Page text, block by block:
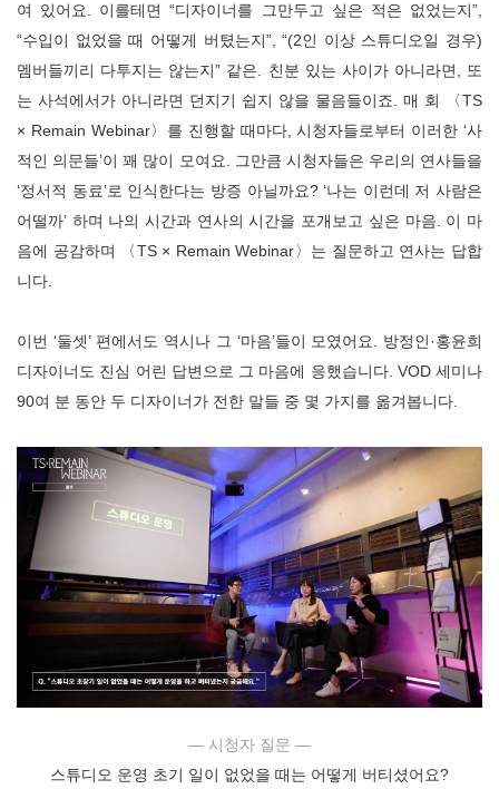
여 있어요. 이를테면 “디자이너를 그만두고 싶은 적은 없었는지”,
“수입이 없었을 때 어떻게 버텼는지”, “(2인 이상 스튜디오일 경우)
멤버들끼리 다투지는 않는지” 같은. 친분 있는 사이가 아니라면, 또
는 사석에서가 아니라면 던지기 쉽지 않을 물음들이죠. 매 회 〈TS
× Remain Webinar〉를 진행할 때마다, 시청자들로부터 이러한 ‘사
적인 의문들’이 꽤 많이 모여요. 그만큼 시청자들은 우리의 연사들을
‘정서적 동료’로 인식한다는 방증 아닐까요? ‘나는 이런데 저 사람은
어떨까’ 하며 나의 시간과 연사의 시간을 포개보고 싶은 마음. 이 마
음에 공감하며 〈TS × Remain Webinar〉는 질문하고 연사는 답합
니다.
이번 ‘둘셋’ 편에서도 역시나 그 ‘마음’들이 모였어요. 방정인·홍윤희
디자이너도 진심 어린 답변으로 그 마음에 응했습니다. VOD 세미나
90여 분 동안 두 디자이너가 전한 말들 중 몇 가지를 옮겨봅니다.
― 시청자 질문 ―
스튜디오 운영 초기 일이 없었을 때는 어떻게 버티셨어요?